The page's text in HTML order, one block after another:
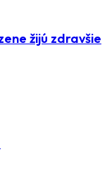
žijú zdravšie